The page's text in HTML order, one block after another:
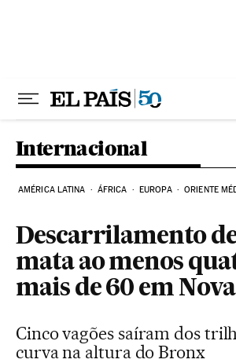
Internacional
AMÉRICA LATINA ÁFRICA EUROPA ORIENTE
Descarrilamento
mata ao menos
mais de 60 em
Cinco vagões saíram dos
curva na altura do Bronx